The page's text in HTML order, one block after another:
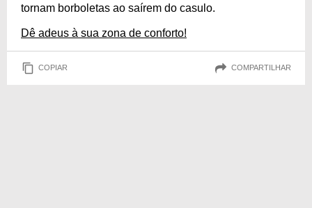
tornam borboletas ao saírem do casulo.
Dê adeus à sua zona de conforto!
COPIAR COMPARTILHAR